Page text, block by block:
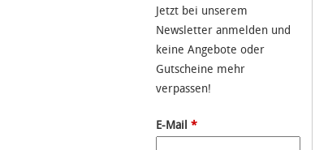
Jetzt bei unserem
Newsletter anmelden und
keine Angebote oder
Gutscheine mehr
verpassen!
E-Mail *